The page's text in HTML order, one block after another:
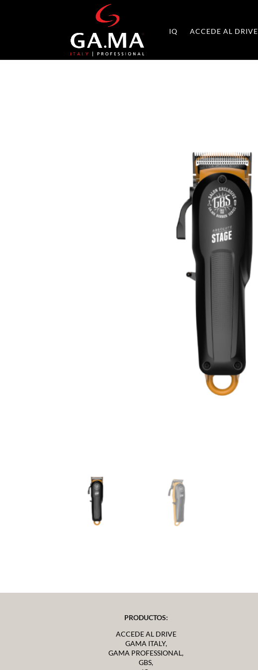
IQ ACCEDE AL DRIVE
PRODUCTOS:
ACCEDE AL DRIVE
GAMA ITALY,
GAMA PROFESSIONAL,
GBS,